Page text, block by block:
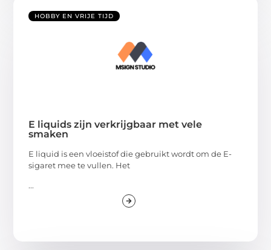
HOBBY EN VRIJE TIJD
E liquids zijn verkrijgbaar met vele
smaken
E liquid is een vloeistof die gebruikt wordt om de E-
sigaret mee te vullen. Het
...